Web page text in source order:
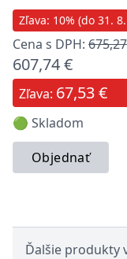
Zľava: 10% (do 31.
Cena s DPH:
607,74 €
Zľava: 67,53 €
🟢 Skladom
Objednať
Ďalšie produkty